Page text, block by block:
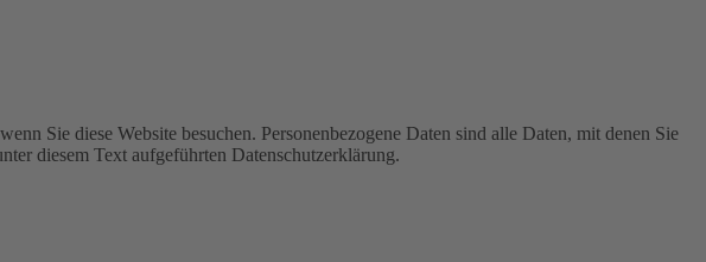
Sie diese Website besuchen. Personenbezogene Daten sind alle Daten, mit denen Sie
diesem Text aufgeführten Datenschutzerklärung.